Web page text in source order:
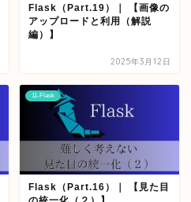
Flask（Part.19）｜ 【画像の
アップロードと利用（解説
編）】
2025年3月12日
11-Flask
Flask（Part.16）｜ 【見た目